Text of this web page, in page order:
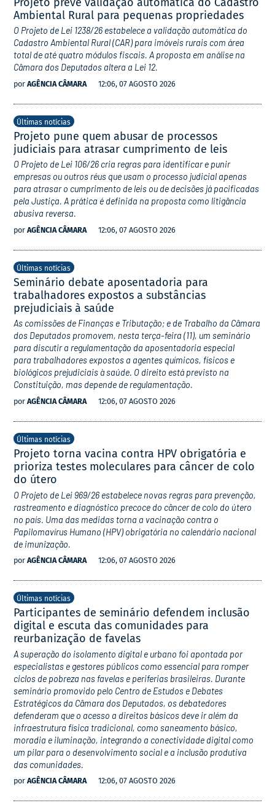
Ambiental Rural para pequenas propriedades
O Projeto de Lei 1238/26 estabelece a validação automática do
Cadastro Ambiental Rural (CAR) para imóveis rurais com área
total de até quatro módulos fiscais. A proposta em análise na
Câmara dos Deputados altera a Lei 12.
por AGÊNCIA CÂMARA 12:06, 07 AGOSTO 2026
Últimas notícias
Projeto pune quem abusar de processos
judiciais para atrasar cumprimento de leis
O Projeto de Lei 106/26 cria regras para identificar e punir
empresas ou outros réus que usam o processo judicial apenas
para atrasar o cumprimento de leis ou de decisões já pacificadas
pela Justiça. A prática é definida na proposta como litigância
abusiva reversa.
por AGÊNCIA CÂMARA 12:06, 07 AGOSTO 2026
Últimas notícias
Seminário debate aposentadoria para
trabalhadores expostos a substâncias
prejudiciais à saúde
As comissões de Finanças e Tributação; e de Trabalho da Câmara
dos Deputados promovem, nesta terça-feira (11), um seminário
para discutir a regulamentação da aposentadoria especial
para trabalhadores expostos a agentes químicos, físicos e
biológicos prejudiciais à saúde. O direito está previsto na
Constituição, mas depende de regulamentação.
por AGÊNCIA CÂMARA 12:06, 07 AGOSTO 2026
Últimas notícias
Projeto torna vacina contra HPV obrigatória e
prioriza testes moleculares para câncer de colo
do útero
O Projeto de Lei 969/26 estabelece novas regras para prevenção,
rastreamento e diagnóstico precoce do câncer de colo do útero
no país. Uma das medidas torna a vacinação contra o
Papilomavírus Humano (HPV) obrigatória no calendário nacional
de imunização.
por AGÊNCIA CÂMARA 12:06, 07 AGOSTO 2026
Últimas notícias
Participantes de seminário defendem inclusão
digital e escuta das comunidades para
reurbanização de favelas
A superação do isolamento digital e urbano foi apontada por
especialistas e gestores públicos como essencial para romper
ciclos de pobreza nas favelas e periferias brasileiras. Durante
seminário promovido pelo Centro de Estudos e Debates
Estratégicos da Câmara dos Deputados, os debatedores
defenderam que o acesso a direitos básicos deve ir além da
infraestrutura física tradicional, como saneamento básico,
moradia e iluminação, integrando a conectividade digital como
um pilar para o desenvolvimento social e a inclusão produtiva
das comunidades.
por AGÊNCIA CÂMARA 12:06, 07 AGOSTO 2026